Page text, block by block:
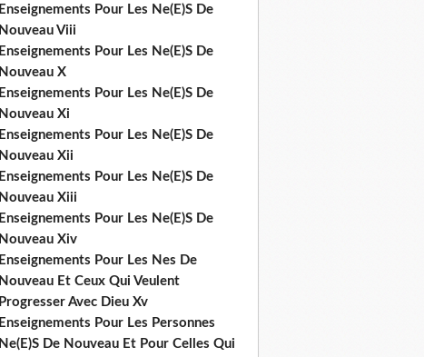
Enseignements Pour Les Ne(E)S De
Nouveau Viii
Enseignements Pour Les Ne(E)S De
Nouveau X
Enseignements Pour Les Ne(E)S De
Nouveau Xi
Enseignements Pour Les Ne(E)S De
Nouveau Xii
Enseignements Pour Les Ne(E)S De
Nouveau Xiii
Enseignements Pour Les Ne(E)S De
Nouveau Xiv
Enseignements Pour Les Nes De
Nouveau Et Ceux Qui Veulent
Progresser Avec Dieu Xv
Enseignements Pour Les Personnes
Ne(E)S De Nouveau Et Pour Celles Qui